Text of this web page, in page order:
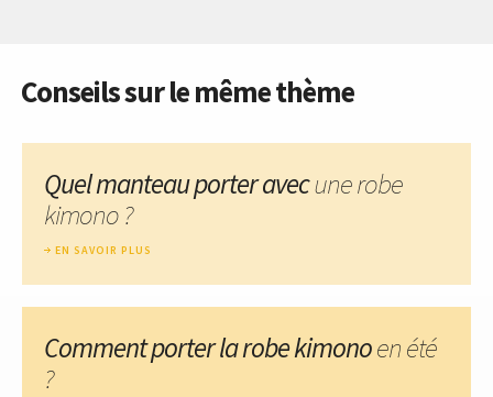
Conseils sur le même thème
Quel manteau porter avecune robe
kimono ?
EN SAVOIR PLUS
Comment porter la robe kimonoen été
?